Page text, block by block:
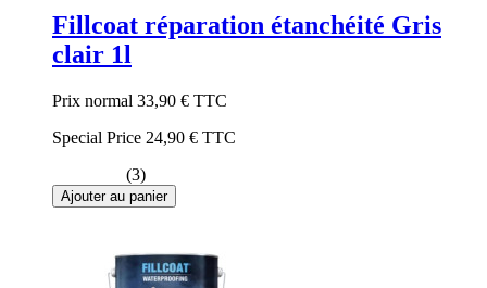
Fillcoat réparation étanchéité Gris
clair 1l
Prix normal 33,90 € TTC
Special Price 24,90 € TTC
(3)
Ajouter au panier